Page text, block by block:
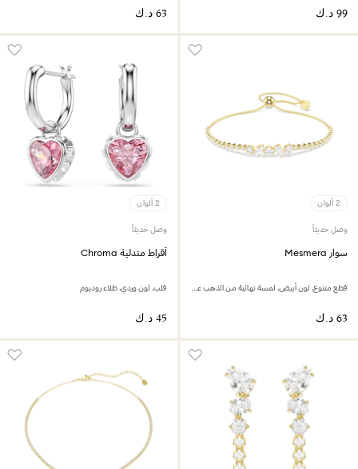
2 ألوان
وصل حديثاً
سوار Mesmera
قطع متنوع، لون أبيض، لمسة نهائية من الذهب عيار 18 قيراط
2 ألوان
وصل حديثاً
أقراط متدلية Chroma
قلب، لون وردي، طلاء روديوم